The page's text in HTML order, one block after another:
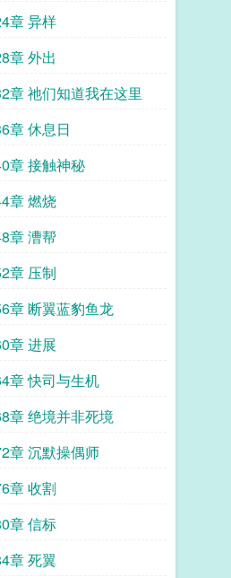
章 异样
章 外出
章 祂们知道我在这里
章 休息日
章 接触神秘
章 燃烧
章 漕帮
章 压制
章 断翼蓝豹鱼龙
章 进展
章 快司与生机
章 绝境并非死境
章 沉默操偶师
章 收割
章 信标
章 死翼